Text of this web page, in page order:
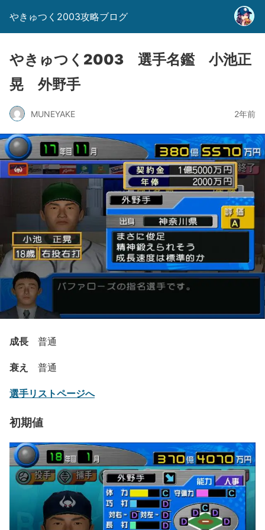
やきゅつく2003攻略ブログ
やきゅつく2003 選手名鑑 小池正
晃 外野手
MUNEYAKE 2年前
成長 普通
衰え 普通
選手リストページへ
初期値